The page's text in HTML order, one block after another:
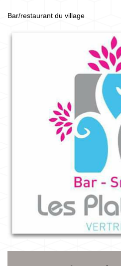
Bar/restaurant du village